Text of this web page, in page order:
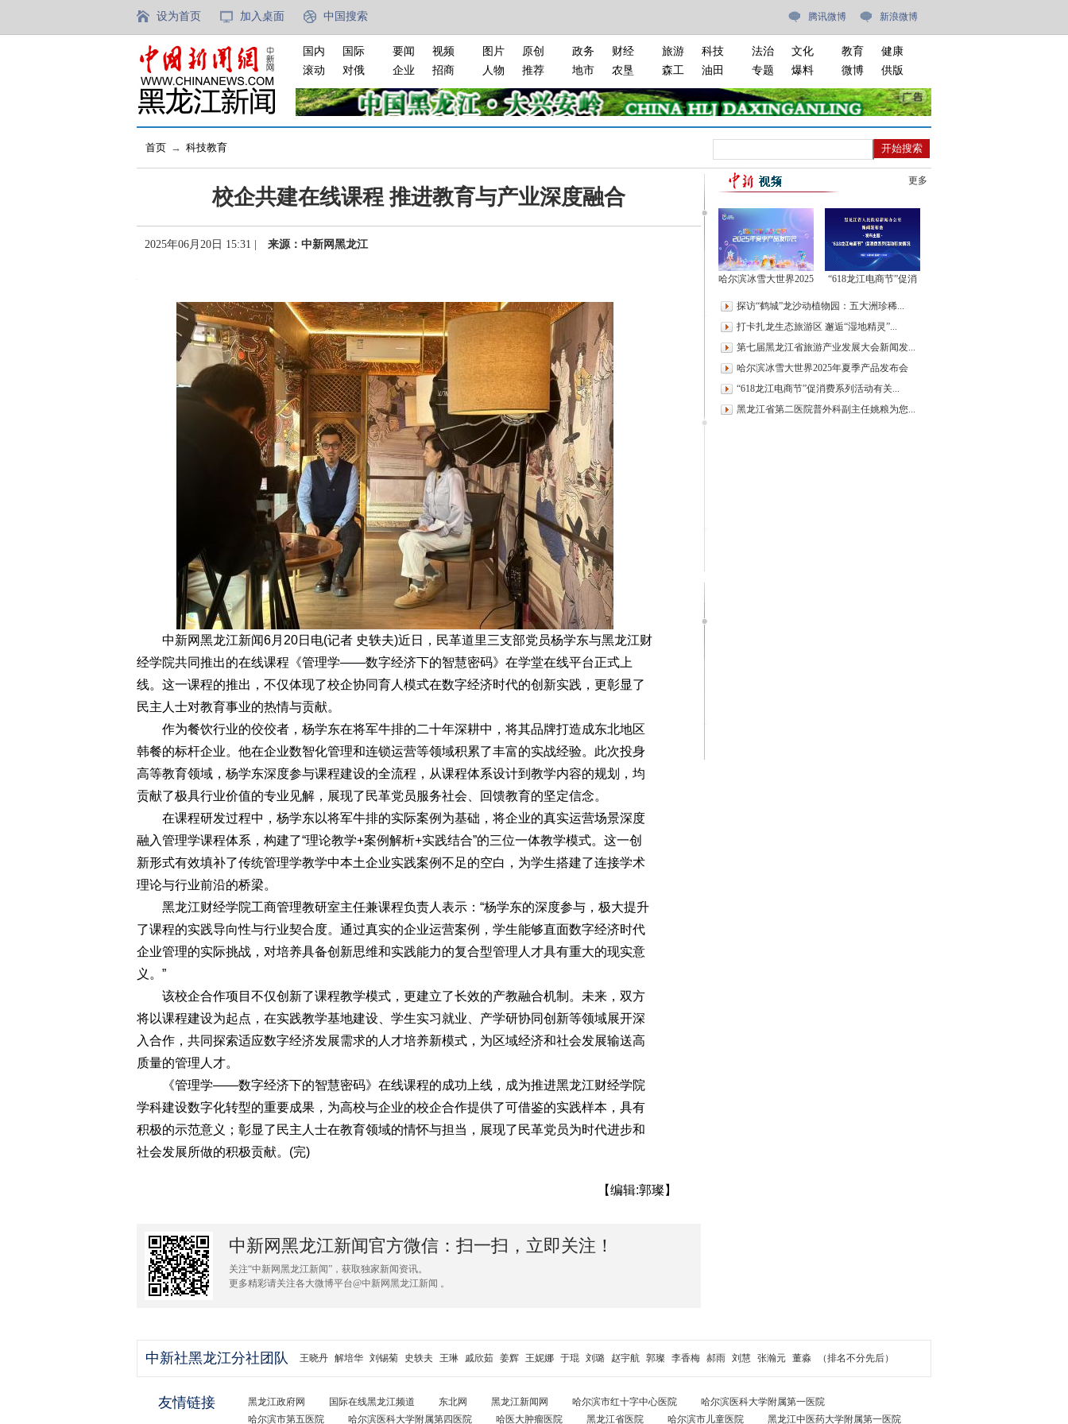
设为首页 加入桌面 中国搜索 腾讯微博 新浪微博
国内
国际
滚动
对俄
要闻
视频
企业
招商
图片
原创
人物
推荐
政务
财经
地市
农垦
旅游
科技
森工
油田
法治
文化
专题
爆料
教育
健康
微博
供版
首页 → 科技教育
校企共建在线课程 推进教育与产业深度融合
2025年06月20日 15:31 | 来源：中新网黑龙江
中新网黑龙江新闻6月20日电(记者 史轶夫)近日，民革道里三支部党员杨学东与黑龙江财
经学院共同推出的在线课程《管理学——数字经济下的智慧密码》在学堂在线平台正式上
线。这一课程的推出，不仅体现了校企协同育人模式在数字经济时代的创新实践，更彰显了
民主人士对教育事业的热情与贡献。
作为餐饮行业的佼佼者，杨学东在将军牛排的二十年深耕中，将其品牌打造成东北地区
韩餐的标杆企业。他在企业数智化管理和连锁运营等领域积累了丰富的实战经验。此次投身
高等教育领域，杨学东深度参与课程建设的全流程，从课程体系设计到教学内容的规划，均
贡献了极具行业价值的专业见解，展现了民革党员服务社会、回馈教育的坚定信念。
在课程研发过程中，杨学东以将军牛排的实际案例为基础，将企业的真实运营场景深度
融入管理学课程体系，构建了“理论教学+案例解析+实践结合”的三位一体教学模式。这一创
新形式有效填补了传统管理学教学中本土企业实践案例不足的空白，为学生搭建了连接学术
理论与行业前沿的桥梁。
黑龙江财经学院工商管理教研室主任兼课程负责人表示：“杨学东的深度参与，极大提升
了课程的实践导向性与行业契合度。通过真实的企业运营案例，学生能够直面数字经济时代
企业管理的实际挑战，对培养具备创新思维和实践能力的复合型管理人才具有重大的现实意
义。”
该校企合作项目不仅创新了课程教学模式，更建立了长效的产教融合机制。未来，双方
将以课程建设为起点，在实践教学基地建设、学生实习就业、产学研协同创新等领域展开深
入合作，共同探索适应数字经济发展需求的人才培养新模式，为区域经济和社会发展输送高
质量的管理人才。
《管理学——数字经济下的智慧密码》在线课程的成功上线，成为推进黑龙江财经学院
学科建设数字化转型的重要成果，为高校与企业的校企合作提供了可借鉴的实践样本，具有
积极的示范意义；彰显了民主人士在教育领域的情怀与担当，展现了民革党员为时代进步和
社会发展所做的积极贡献。(完)
【编辑:郭璨】
中新网黑龙江新闻官方微信：扫一扫，立即关注！
关注“中新网黑龙江新闻”，获取独家新闻资讯。
更多精彩请关注各大微博平台@中新网黑龙江新闻 。
更多
哈尔滨冰雪大世界2025
“618龙江电商节”促消
闻发布会
探访“鹤城”龙沙动植物园：五大洲珍稀...
打卡扎龙生态旅游区 邂逅“湿地精灵”...
第七届黑龙江省旅游产业发展大会新闻发...
哈尔滨冰雪大世界2025年夏季产品发布会
“618龙江电商节”促消费系列活动有关...
黑龙江省第二医院普外科副主任姚粮为您...
中新社黑龙江分社团队 王晓丹 解培华 刘锡菊 史轶夫 王琳 戚欣茹 姜辉 王妮娜 于琨 刘璐 赵宇航 郭璨 李香梅 郝雨 刘慧 张瀚元 董淼 （排名不分先后）
友情链接 黑龙江政府网 国际在线黑龙江频道 东北网 黑龙江新闻网 哈尔滨市红十字中心医院
哈尔滨医科大学附属第一医院
哈尔滨市第五医院
哈尔滨医科大学附属第四医院 哈医大肿瘤医院 黑龙江省医院 哈尔滨市儿童医院 黑龙江中医药大学附属第一医院